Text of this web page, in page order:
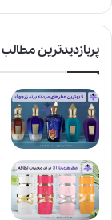
پربازدیدترین مطالب